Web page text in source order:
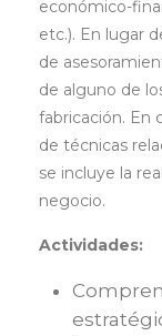
económico-
etc.). En lugar
de
de alguno de
fabricación. En
de técnicas
se incluye la
negocio.
Actividades: